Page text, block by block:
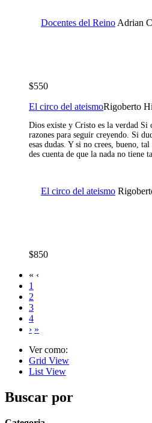
Docentes del Reino Adrian
$550
El circo del ateismoRigoberto
Dios existe y Cristo es la verdad Si
razones para seguir creyendo. Si
esas dudas. Y si no crees, bueno,
des cuenta de que la nada no tiene
El circo del ateismo
$850
« ‹
1
2
3
4
› »
Ver como:
Grid View
List View
Buscar por